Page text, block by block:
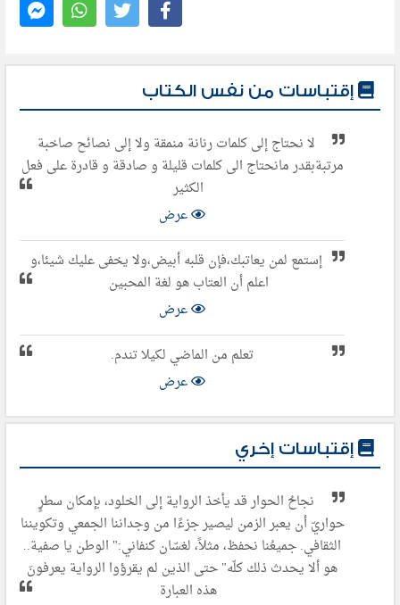
إقتباسات من نفس الكتاب
لا نحتاج إلى كلمات رنانة منمقة ولا إلى نصائح صاخبة
مرتبةبقدر مانحتاج الى كلمات قليلة و صادقة و قادرة على فعل
الكثير
عرض
إستمع لمن يعاتبك،فإن قلبه أبيض،ولا يخفى عليك شيئا،و
اعلم أن العتاب هو لغة المحبين
عرض
تعلم من الماضي لكيلا تندم.
عرض
إقتباسات إخري
نجاحُ الحوار قد يأخذ الرواية إلى الخلود، بإمكان سطرٍ
حواريّ أن يعبر الزمن ليصير جزءًا من وجداننا الجمعي وتكويننا
الثقافي. جميعُنا نحفظ، مثلاً، لغسّان كنفاني:" الوطن يا صفية..
هو ألا يحدث ذلك كلّه" حتى الذين لم يقرؤوا الرواية يعرفونَ
هذه العبارة